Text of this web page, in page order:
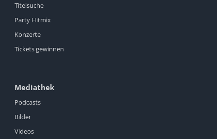
Titelsuche
Party Hitmix
Konzerte
Tickets gewinnen
Mediathek
Podcasts
Bilder
Videos